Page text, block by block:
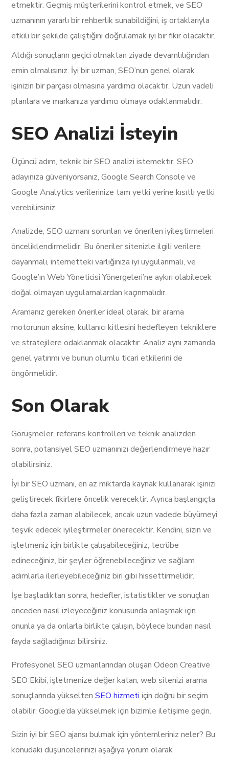
etmektir. Geçmiş müşterilerini kontrol etmek, ve SEO
uzmanının yararlı bir rehberlik sunabildiğini, iş ortaklarıyla
etkili bir şekilde çalıştığını doğrulamak iyi bir fikir olacaktır.
Aldığı sonuçların geçici olmaktan ziyade devamlılığından
emin olmalısınız. İyi bir uzman, SEO’nun genel olarak
işinizin bir parçası olmasına yardımcı olacaktır. Uzun vadeli
planlara ve markanıza yardımcı olmaya odaklanmalıdır.
SEO Analizi İsteyin
Üçüncü adım, teknik bir SEO analizi istemektir. SEO
adayınıza güveniyorsanız, Google Search Console ve
Google Analytics verilerinize tam yetki yerine kısıtlı yetki
verebilirsiniz.
Analizde, SEO uzmanı sorunları ve önerilen iyileştirmeleri
önceliklendirmelidir. Bu öneriler sitenizle ilgili verilere
dayanmalı, internetteki varlığınıza iyi uygulanmalı, ve
Google’ın Web Yöneticisi Yönergeleri’ne aykırı olabilecek
doğal olmayan uygulamalardan kaçınmalıdır.
Aramanız gereken öneriler ideal olarak, bir arama
motorunun aksine, kullanıcı kitlesini hedefleyen tekniklere
ve stratejilere odaklanmak olacaktır. Analiz aynı zamanda
genel yatırımı ve bunun olumlu ticari etkilerini de
öngörmelidir.
Son Olarak
Görüşmeler, referans kontrolleri ve teknik analizden
sonra, potansiyel SEO uzmanınızı değerlendirmeye hazır
olabilirsiniz.
İyi bir SEO uzmanı, en az miktarda kaynak kullanarak işinizi
geliştirecek fikirlere öncelik verecektir. Ayrıca başlangıçta
daha fazla zaman alabilecek, ancak uzun vadede büyümeyi
teşvik edecek iyileştirmeler önerecektir. Kendini, sizin ve
işletmeniz için birlikte çalışabileceğiniz, tecrübe
edineceğiniz, bir şeyler öğrenebileceğiniz ve sağlam
adımlarla ilerleyebileceğiniz biri gibi hissettirmelidir.
İşe başladıktan sonra, hedefler, istatistikler ve sonuçları
önceden nasıl izleyeceğiniz konusunda anlaşmak için
onunla ya da onlarla birlikte çalışın, böylece bundan nasıl
fayda sağladığınızı bilirsiniz.
Profesyonel SEO uzmanlarından oluşan Odeon Creative
SEO Ekibi, işletmenize değer katan, web sitenizi arama
sonuçlarında yükseltenSEO hizmeti için doğru bir seçim
olabilir. Google’da yükselmek için bizimle iletişime geçin.
Sizin iyi bir SEO ajansı bulmak için yöntemleriniz neler? Bu
konudaki düşüncelerinizi aşağıya yorum olarak